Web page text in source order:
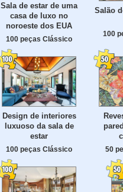
Sala de estar de uma
casa de luxo no
noroeste dos EUA
100 peças Clássico
Salão
100
Design de interiores
luxuoso da sala de
estar
100 peças Clássico 50